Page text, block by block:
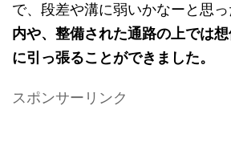
で、段差や溝に弱いかなーと思っ
内や、整備された通路の上では
に引っ張ることができました。
スポンサーリンク